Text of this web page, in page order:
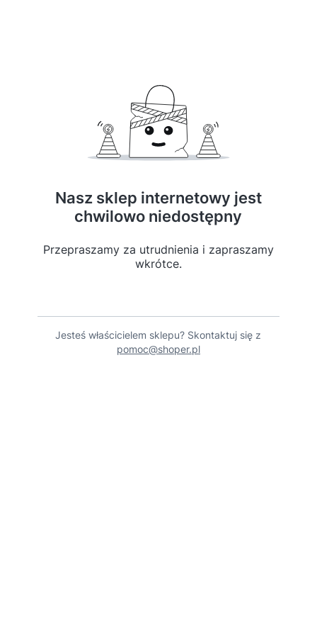
Nasz sklep internetowy jest
chwilowo niedostępny
Przepraszamy za utrudnienia i zapraszamy
wkrótce.
Jesteś właścicielem sklepu? Skontaktuj się z
pomoc@shoper.pl